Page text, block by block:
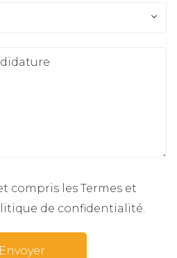
compris les Termes et
de confidentialité.
Envoyer